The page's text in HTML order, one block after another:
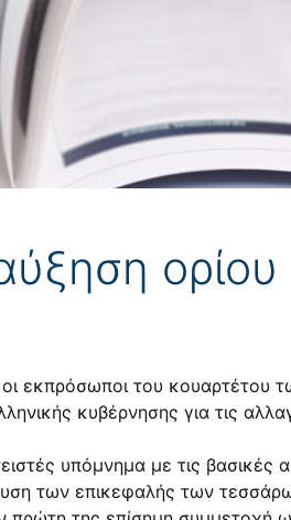
οι εκπρόσωποι του κουαρτέτου
κυβέρνησης για τις
υπόμνημα με τις βασικές
των επικεφαλής των